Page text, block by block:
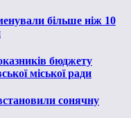
більше ніж 10
бюджету
міської ради
сонячну